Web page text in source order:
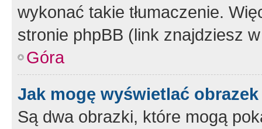
wykonać takie tłumaczenie.
stronie phpBB (link znajdziesz
Góra
Jak mogę wyświetlać
Są dwa obrazki, które mogą